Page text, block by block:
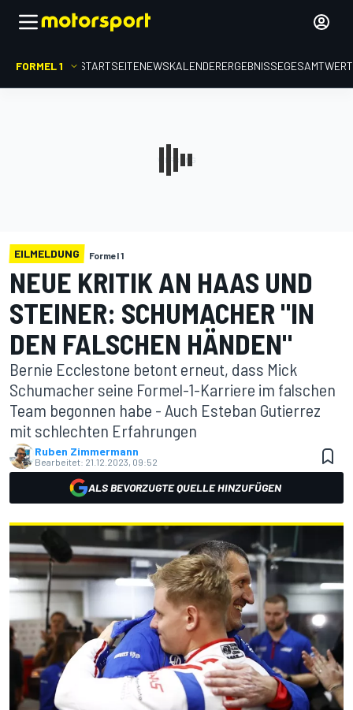
FORMEL 1 STARTSEITENEWSKALENDERERGEBNISSE
EILMELDUNG Formel 1
NEUE KRITIK AN HAAS UND
STEINER: SCHUMACHER "IN
DEN FALSCHEN HÄNDEN"
Bernie Ecclestone betont erneut, dass Mick
Schumacher seine Formel-1-Karriere im falschen
Team begonnen habe - Auch Esteban Gutierrez
mit schlechten Erfahrungen
Ruben Zimmermann
Bearbeitet: 21.12.2023, 09:52
ALS BEVORZUGTE QUELLE HINZUFÜGEN